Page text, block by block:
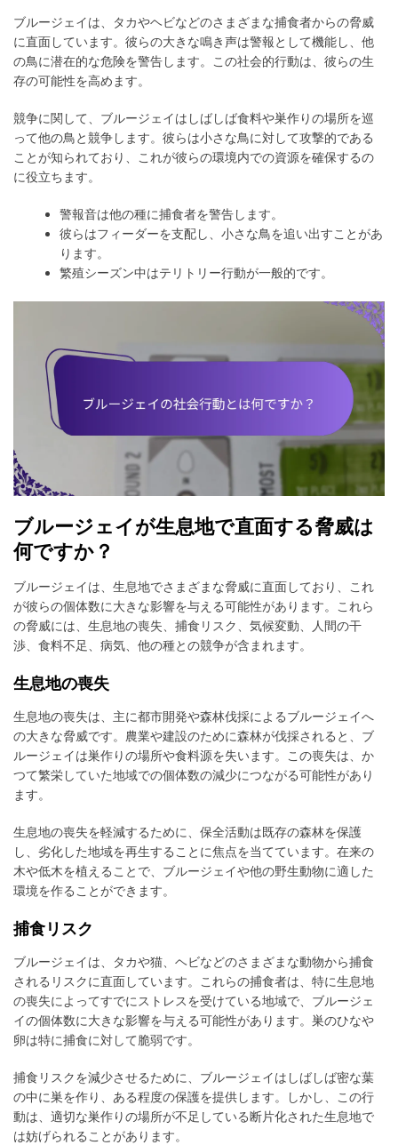
ブルージェイは、タカやヘビなどのさまざまな捕食者からの脅威
に直面しています。彼らの大きな鳴き声は警報として機能し、他
の鳥に潜在的な危険を警告します。この社会的行動は、彼らの生
存の可能性を高めます。
競争に関して、ブルージェイはしばしば食料や巣作りの場所を巡
って他の鳥と競争します。彼らは小さな鳥に対して攻撃的である
ことが知られており、これが彼らの環境内での資源を確保するの
に役立ちます。
警報音は他の種に捕食者を警告します。
彼らはフィーダーを支配し、小さな鳥を追い出すことがあ
ります。
繁殖シーズン中はテリトリー行動が一般的です。
ブルージェイが生息地で直面する脅威は
何ですか？
ブルージェイは、生息地でさまざまな脅威に直面しており、これ
が彼らの個体数に大きな影響を与える可能性があります。これら
の脅威には、生息地の喪失、捕食リスク、気候変動、人間の干
渉、食料不足、病気、他の種との競争が含まれます。
生息地の喪失
生息地の喪失は、主に都市開発や森林伐採によるブルージェイへ
の大きな脅威です。農業や建設のために森林が伐採されると、ブ
ルージェイは巣作りの場所や食料源を失います。この喪失は、か
つて繁栄していた地域での個体数の減少につながる可能性があり
ます。
生息地の喪失を軽減するために、保全活動は既存の森林を保護
し、劣化した地域を再生することに焦点を当てています。在来の
木や低木を植えることで、ブルージェイや他の野生動物に適した
環境を作ることができます。
捕食リスク
ブルージェイは、タカや猫、ヘビなどのさまざまな動物から捕食
されるリスクに直面しています。これらの捕食者は、特に生息地
の喪失によってすでにストレスを受けている地域で、ブルージェ
イの個体数に大きな影響を与える可能性があります。巣のひなや
卵は特に捕食に対して脆弱です。
捕食リスクを減少させるために、ブルージェイはしばしば密な葉
の中に巣を作り、ある程度の保護を提供します。しかし、この行
動は、適切な巣作りの場所が不足している断片化された生息地で
は妨げられることがあります。